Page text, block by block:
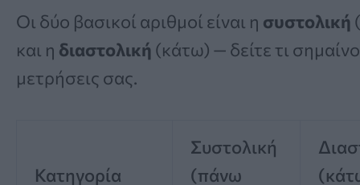
Οι δύο βασικοί αριθμοί είναι η συστολική
και η διαστολική (κάτω) — δείτε τι
μετρήσεις σας.
Κατηγορία
Συστολική
(πάνω